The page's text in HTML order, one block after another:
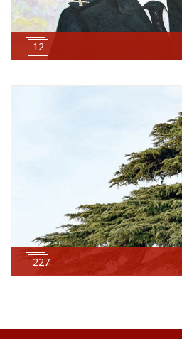
12
227